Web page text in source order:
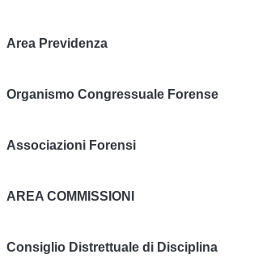
Area Previdenza
Organismo Congressuale Forense
Associazioni Forensi
AREA COMMISSIONI
Consiglio Distrettuale di Disciplina